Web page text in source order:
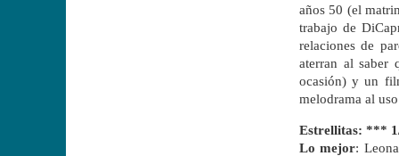
años 50 (el
trabajo de
relaciones de
aterran al saber
ocasión) y un
melodrama al
Estrellitas: ***
Lo mejor: